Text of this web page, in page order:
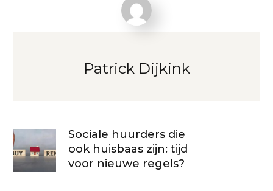
Patrick Dijkink
Sociale huurders die
ook huisbaas zijn: tijd
voor nieuwe regels?